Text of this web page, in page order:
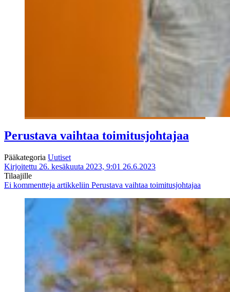
Perustava vaihtaa toimitusjohtajaa
Pääkategoria Uutiset
Kirjoitettu 26. kesäkuuta 2023, 9:01 26.6.2023
Tilaajille
Ei kommentteja artikkeliin Perustava vaihtaa toimitusjohtajaa